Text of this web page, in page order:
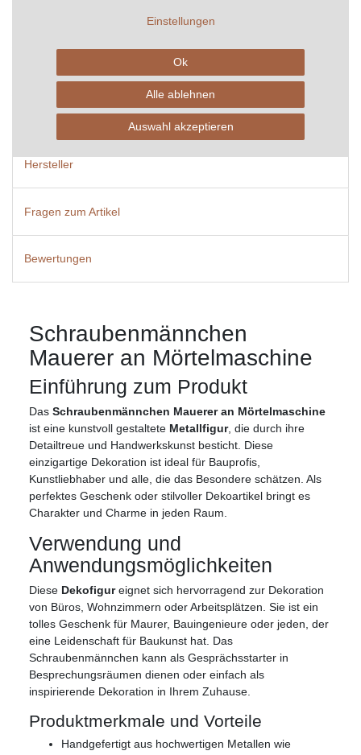
Weitere Details
Hersteller
Fragen zum Artikel
Bewertungen
Schraubenmännchen
Mauerer an Mörtelmaschine
Einführung zum Produkt
Das Schraubenmännchen Mauerer an Mörtelmaschine
ist eine kunstvoll gestaltete Metallfigur, die durch ihre
Detailtreue und Handwerkskunst besticht. Diese
einzigartige Dekoration ist ideal für Bauprofis,
Kunstliebhaber und alle, die das Besondere schätzen. Als
perfektes Geschenk oder stilvoller Dekoartikel bringt es
Charakter und Charme in jeden Raum.
Verwendung und
Anwendungsmöglichkeiten
Diese Dekofigureignet sich hervorragend zur Dekoration
von Büros, Wohnzimmern oder Arbeitsplätzen. Sie ist ein
tolles Geschenk für Maurer, Bauingenieure oder jeden, der
eine Leidenschaft für Baukunst hat. Das
Schraubenmännchen kann als Gesprächsstarter in
Besprechungsräumen dienen oder einfach als
inspirierende Dekoration in Ihrem Zuhause.
Produktmerkmale und Vorteile
Handgefertigt aus hochwertigen Metallen wie
Einstellungen
Ok
Alle ablehnen
Auswahl akzeptieren